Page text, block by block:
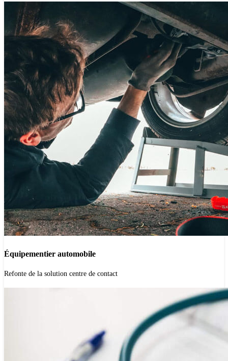
'.get_the_title().'
Équipementier automobile
Refonte de la solution centre de contact